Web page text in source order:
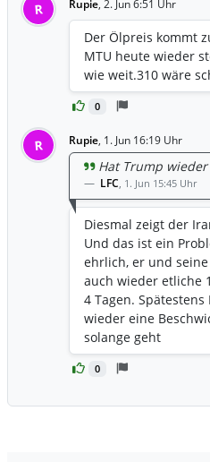
R Rupie, 2. Jun 6:51 Uhr
0
Der Ölpreis kommt
MTU heute wieder
wie weit.310 wäre
R Rupie, 1. Jun 16:19 Uhr
0
Hat Trump wieder
LFC, 1. Jun 15:45 Uhr
Diesmal zeigt der
Und das ist ein
ehrlich, er und
auch wieder etliche
4 Tagen.
wieder eine
solange geht